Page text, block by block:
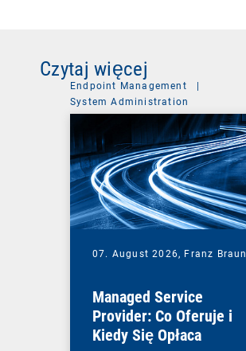
Czytaj więcej
Endpoint Management
|
System Administration
07. August 2026, Franz Braun
Managed Service
Provider: Co Oferuje i
Kiedy Się Opłaca